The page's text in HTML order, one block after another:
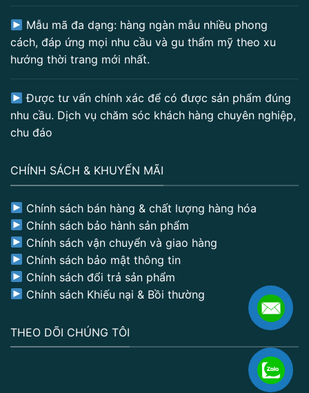
Mẫu mã đa dạng: hàng ngàn mẫu nhiều phong
cách, đáp ứng mọi nhu cầu và gu thẩm mỹ theo xu
hướng thời trang mới nhất.
Được tư vấn chính xác để có được sản phẩm đúng
nhu cầu. Dịch vụ chăm sóc khách hàng chuyên nghiệp,
chu đáo
CHÍNH SÁCH & KHUYẾN MÃI
Chính sách bán hàng & chất lượng hàng hóa
Chính sách bảo hành sản phẩm
Chính sách vận chuyển và giao hàng
Chính sách bảo mật thông tin
Chính sách đổi trả sản phẩm
Chính sách Khiếu nại & Bồi thường
THEO DÕI CHÚNG TÔI